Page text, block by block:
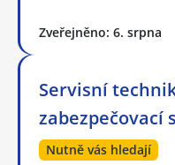
Zveřejněno: 6. srpna
Servisní
zabezpečovací
Nutně vás hledají